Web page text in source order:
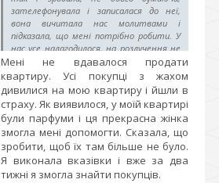
зателефонувала і записалася до неї,
вона вичитала нас молитвами і
підказала, що мені потрібно робити. У
нас усе налагодилося, на розлучення не
подали, сварки пішли, скандали
припинилися, можу сміливо
рекомендувати!
Мені не вдавалося продати
квартиру. Усі покупці з жахом
дивилися на мою квартиру і йшли в
страху. Як виявилося, у моїй квартирі
були парфуми і ця прекрасна жінка
змогла мені допомогти. Сказала, що
зробити, щоб їх там більше не було.
Я виконала вказівки і вже за два
тижні я змогла знайти покупців.